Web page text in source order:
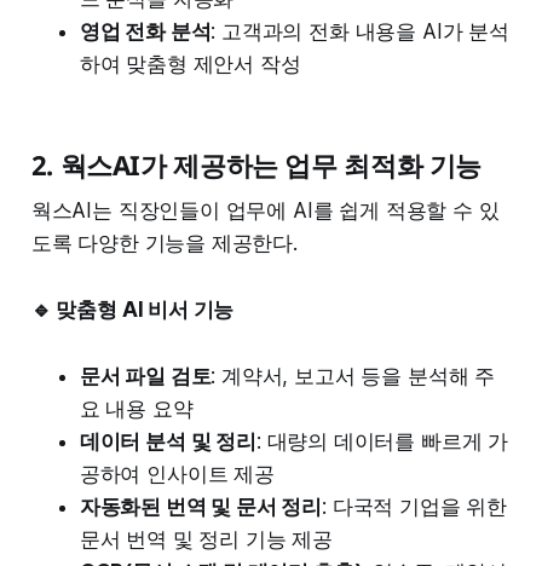
영업 전화 분석: 고객과의 전화 내용을 AI가 분석
하여 맞춤형 제안서 작성
2. 웍스AI가 제공하는 업무 최적화 기능
웍스AI는 직장인들이 업무에 AI를 쉽게 적용할 수 있
도록 다양한 기능을 제공한다.
🔹 맞춤형 AI 비서 기능
문서 파일 검토: 계약서, 보고서 등을 분석해 주
요 내용 요약
데이터 분석 및 정리 : 대량의 데이터를 빠르게 가
공하여 인사이트 제공
자동화된 번역 및 문서 정리 : 다국적 기업을 위한
문서 번역 및 정리 기능 제공